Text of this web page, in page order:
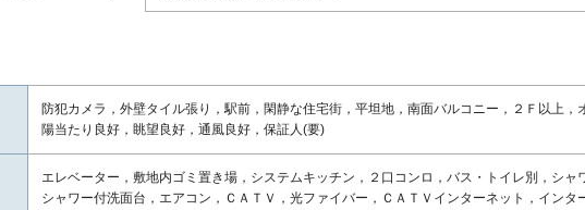
防犯カメラ，外壁タイル張り，駅前，閑静な住宅街，平坦地，南面バルコニー，２Ｆ以上
陽当たり良好，眺望良好，通風良好，保証人(要)
エレベーター，敷地内ゴミ置き場，システムキッチン，２口コンロ，バス・トイレ別，シ
シャワー付洗面台，エアコン，ＣＡＴＶ，光ファイバー，ＣＡＴＶインターネット，イン